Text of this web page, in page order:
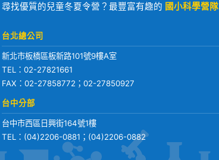
尋找優質的兒童冬夏令營？最豐富有趣的 國小科學營隊
台北總公司
新北市板橋區板新路101號9樓A室
TEL： 02-27821661
FAX：02-27858772；02-27850927
台中分部
台中市西區日興街164號1樓
TEL： (04)2206-0881 ； (04)2206-0882